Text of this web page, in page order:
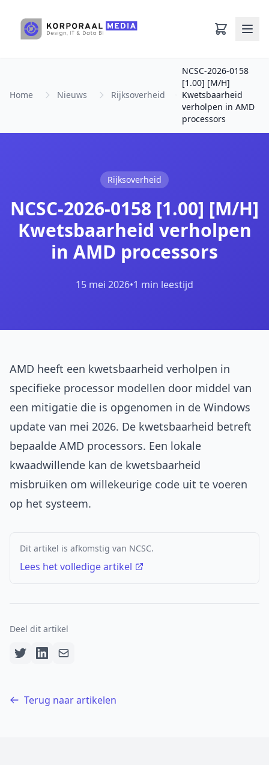
Home Nieuws Rijksoverheid
NCSC-2026-0158
[1.00] [M/H]
Kwetsbaarheid
verholpen in AMD
processors
Rijksoverheid
NCSC-2026-0158 [1.00] [M/H]
Kwetsbaarheid verholpen
in AMD processors
15 mei 2026•1 min leestijd
AMD heeft een kwetsbaarheid verholpen in
specifieke processor modellen door middel van
een mitigatie die is opgenomen in de Windows
update van mei 2026. De kwetsbaarheid betreft
bepaalde AMD processors. Een lokale
kwaadwillende kan de kwetsbaarheid
misbruiken om willekeurige code uit te voeren
op het systeem.
Dit artikel is afkomstig van NCSC.
Lees het volledige artikel
Deel dit artikel
Terug naar artikelen